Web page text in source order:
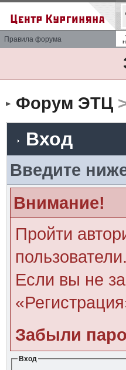
Правила форума
Форум ЭТЦ
Вход
Введите
Внимание!
Пройти
пользователи.
Если вы не
Забыли
Вход